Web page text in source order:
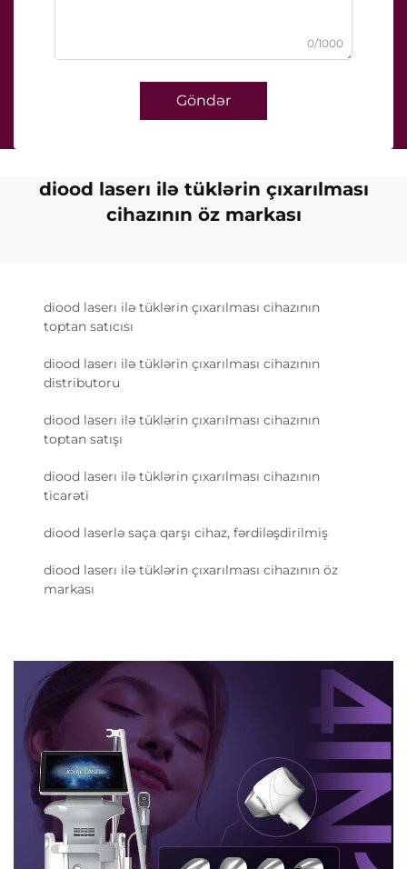
0/1000
Göndər
diood laserı ilə tüklərin çıxarılması
cihazının öz markası
diood laserı ilə tüklərin çıxarılması cihazının
toptan satıcısı
diood laserı ilə tüklərin çıxarılması cihazının
distributoru
diood laserı ilə tüklərin çıxarılması cihazının
toptan satışı
diood laserı ilə tüklərin çıxarılması cihazının
ticarəti
diood laserlə saça qarşı cihaz, fərdiləşdirilmiş
diood laserı ilə tüklərin çıxarılması cihazının öz
markası